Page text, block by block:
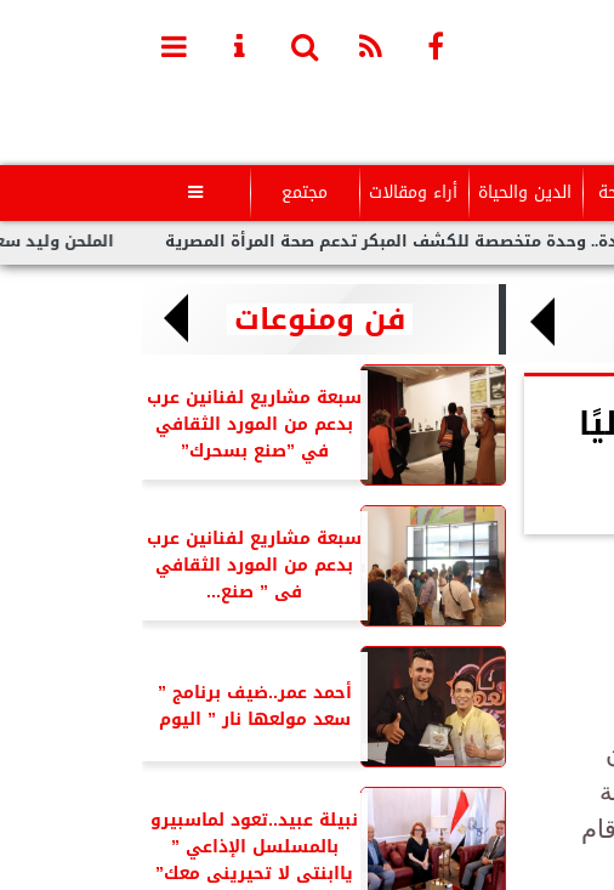
الدين والحياة أراء ومقالات مجتمع 
الملحن وليد سعد : أزمة للكشف المبكر تدعم صحة المرأة المصرية
فن ومنوعات
سبعة مشاريع لفنانين عرب
بدعم من المورد الثقافي
في ”صنع بسحرك”
سبعة مشاريع لفنانين عرب
بدعم من المورد الثقافي
فى ” صنع...
أحمد عمر..ضيف برنامج ”
سعد مولعها نار ” اليوم
نبيلة عبيد..تعود لماسبيرو
بالمسلسل الإذاعي ”
ياابنتى لا تحيرينى معك”